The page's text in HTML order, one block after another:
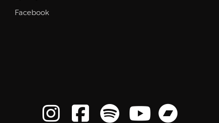
Facebook